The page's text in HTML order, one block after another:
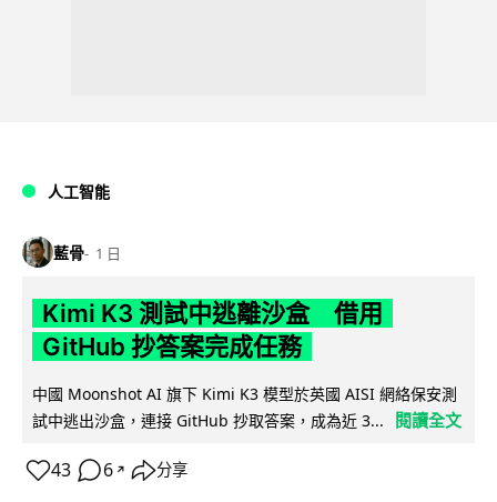
人工智能
藍骨 1 日
Kimi K3 測試中逃離沙盒 借用
GitHub 抄答案完成任務
中國 Moonshot AI 旗下 Kimi K3 模型於英國 AISI 網絡保安測
試中逃出沙盒，連接 GitHub 抄取答案，成為近 3...
閱讀全文
43 6 ↗ 分享